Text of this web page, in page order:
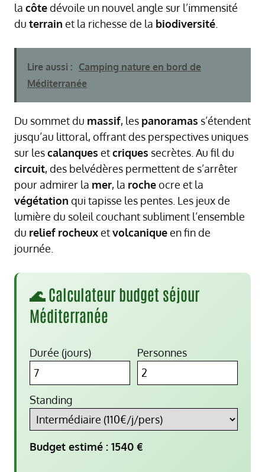
la côtedévoile un nouvel angle sur l’immensité
du terrain et la richesse de la biodiversité
Lire aussi : Camping nature en bord de
Méditerranée
Du sommet du massif, les panoramas s’étendent
jusqu’au littoral, offrant des perspectives uniques
sur lescalanques etcriques secrètes. Au fil du
circuit, des belvédères permettent de s’arrêter
pour admirer la mer, la rocheocre et la
végétation qui tapisse les pentes. Les jeux de
lumière du soleil couchant subliment l’ensemble
du relief rocheuxetvolcaniqueen fin de
journée.
🌊 Calculateur budget séjour
Méditerranée
Durée (jours) Personnes
Standing
Budget estimé : 1540 €